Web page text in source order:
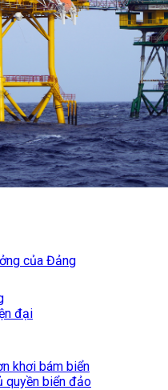
của Đảng
đại
khơi bám biển
quyền biển đảo